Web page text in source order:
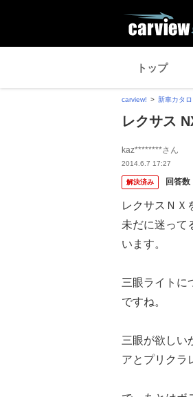
トップ
carview! 新車カタ
レクサス
kaz********さん
2014.6.7 17:27
解決済み 回答数
レクサスＮＸ
未だに迷って
います。
三眼ライトに
ですね。
三眼が欲しい
アとプリクラ